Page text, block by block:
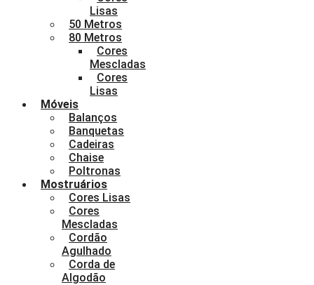
Lisas
50 Metros
80 Metros
Cores
Mescladas
Cores
Lisas
Móveis
Balanços
Banquetas
Cadeiras
Chaise
Poltronas
Mostruários
Cores Lisas
Cores
Mescladas
Cordão
Agulhado
Corda de
Algodão